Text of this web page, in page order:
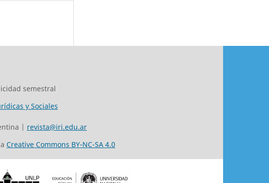
semestral
y Sociales
| revista@iri.edu.ar
Creative Commons BY-NC-SA 4.0